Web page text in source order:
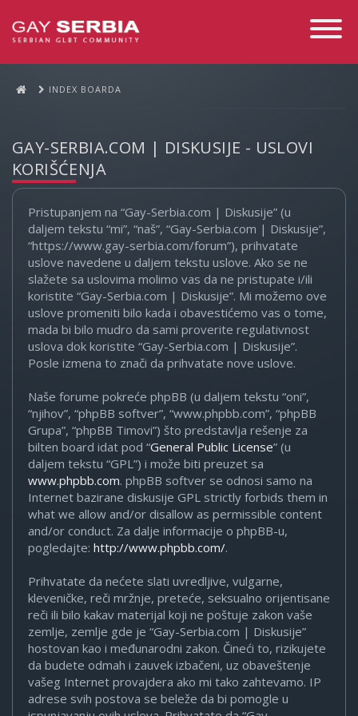
Toggle
INDEX BOARDA
GAY-SERBIA.COM | DISKUSIJE - USLOVI
KORIŠĆENJA
Pristupanjem na “Gay-Serbia.com | Diskusije” (u
daljem tekstu “mi”, “naš”, “Gay-Serbia.com | Diskusije”,
“https://www.gay-serbia.com/forum”), prihvatate
uslove navedene u daljem tekstu uslove. Ako se ne
slažete sa uslovima molimo vas da ne pristupate i/ili
koristite “Gay-Serbia.com | Diskusije”. Mi možemo ove
uslove promeniti bilo kada i obavestićemo vas o tome,
mada bi bilo mudro da sami proverite regulativnost
uslova dok koristite “Gay-Serbia.com | Diskusije”.
Posle izmena to znači da prihvatate nove uslove.
Naše forume pokreće phpBB (u daljem tekstu “oni”,
“njihov”, “phpBB softver”, “www.phpbb.com”, “phpBB
Grupa”, “phpBB Timovi”) što predstavlja rešenje za
bilten board idat pod “General Public License” (u
daljem tekstu “GPL”) i može biti preuzet sa
www.phpbb.com. phpBB softver se odnosi samo na
Internet bazirane diskusije GPL strictly forbids them in
what we allow and/or disallow as permissible content
and/or conduct. Za dalje informacije o phpBB-u,
pogledajte: http://www.phpbb.com/.
Prihvatate da nećete slati uvredljive, vulgarne,
kleveničke, reči mržnje, preteće, seksualno orijentisane
reči ili bilo kakav materijal koji ne poštuje zakon vaše
zemlje, zemlje gde je “Gay-Serbia.com | Diskusije”
hostovan kao i međunarodni zakon. Čineći to, rizikujete
da budete odmah i zauvek izbačeni, uz obaveštenje
vašeg Internet provajdera ako mi tako zahtevamo. IP
adrese svih postova se beleže da bi pomogle u